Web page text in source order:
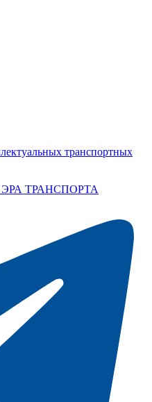
транспортных
ЭРА ТРАНСПОРТА